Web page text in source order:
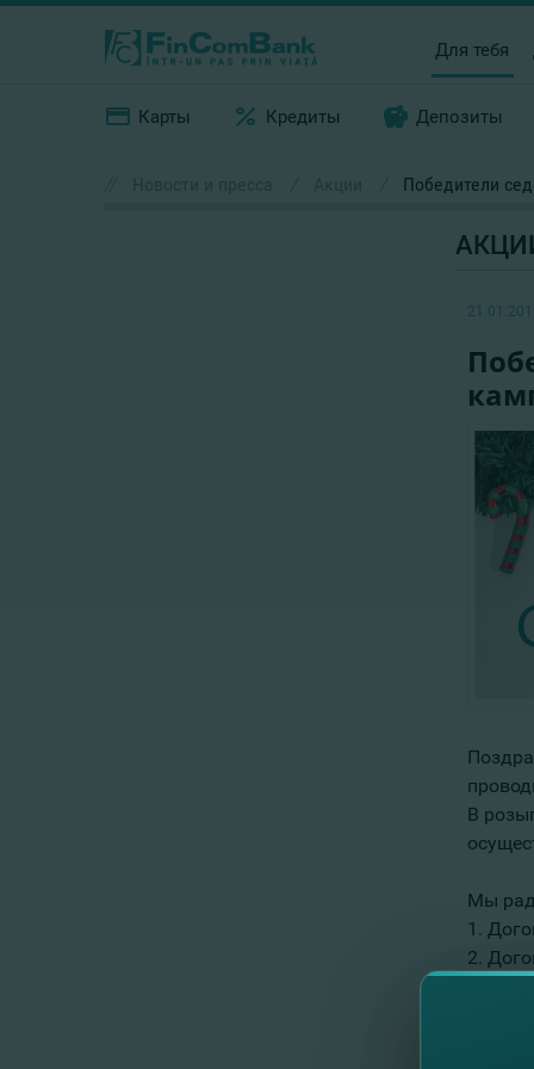
Для тебя
Карты Кредиты Депозиты
Победители
В
Мы
1.
2.
4.
5.